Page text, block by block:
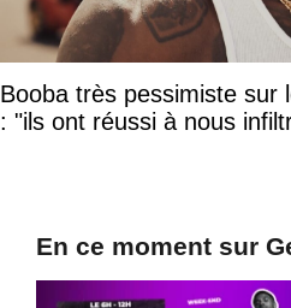
Booba très pessimiste sur
: "ils ont réussi à nous
En ce moment sur